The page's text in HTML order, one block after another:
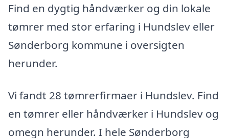
Find en dygtig håndværker og din lokale
tømrer med stor erfaring i Hundslev eller
Sønderborg kommune i oversigten
herunder.
Vi fandt 28 tømrerfirmaer i Hundslev. Find
en tømrer eller håndværker i Hundslev og
omegn herunder. I hele Sønderborg